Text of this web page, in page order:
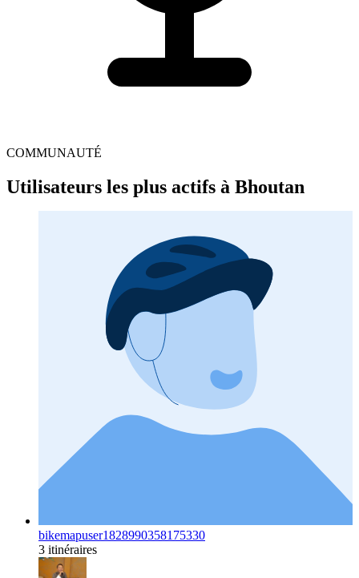
COMMUNAUTÉ
Utilisateurs les plus actifs à Bhoutan
bikemapuser1828990358175330
3 itinéraires